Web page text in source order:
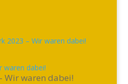
waren dabei!
Wir waren dabei!